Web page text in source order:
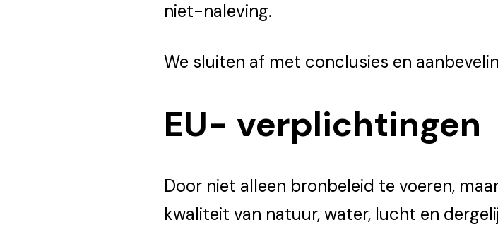
niet-naleving.
We sluiten af met conclusies en
EU- verplichtingen
Door niet alleen bronbeleid te voeren,
kwaliteit van natuur, water, lucht en